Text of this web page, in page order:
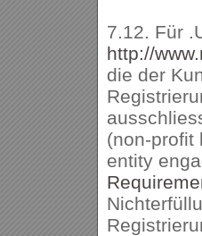
7.12. Für
http://
die der
(non-profit
entity